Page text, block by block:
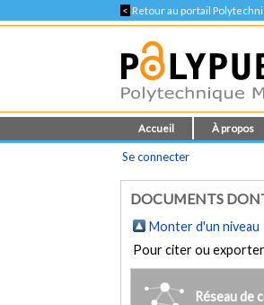
< Retour au portail
Accueil À propos
Se connecter
DOCUMENTS
Monter d'un niveau
Pour citer ou exporter
Réseau de